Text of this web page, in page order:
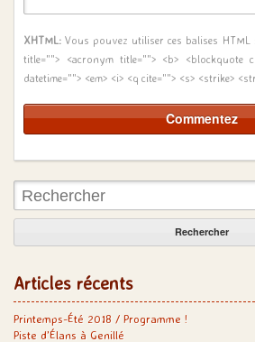
XHTML: Vous pouvez utiliser ces balises HTML :
title=""> <acronym title=""> <b> <blockquote
datetime=""> <em> <i> <q cite=""> <s> <strike>
Rechercher:
Articles récents
Printemps-Été 2018 / Programme !
Piste d’Élans à Genillé